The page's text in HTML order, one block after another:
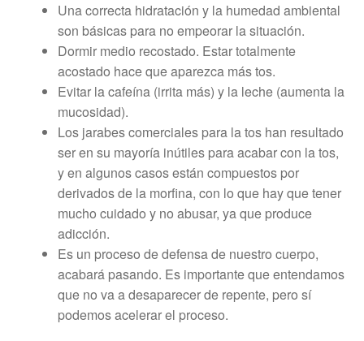
Una correcta hidratación y la humedad ambiental
son básicas para no empeorar la situación.
Dormir medio recostado. Estar totalmente
acostado hace que aparezca más tos.
Evitar la cafeína (irrita más) y la leche (aumenta la
mucosidad).
Los jarabes comerciales para la tos han resultado
ser en su mayoría inútiles para acabar con la tos,
y en algunos casos están compuestos por
derivados de la morfina, con lo que hay que tener
mucho cuidado y no abusar, ya que produce
adicción.
Es un proceso de defensa de nuestro cuerpo,
acabará pasando. Es importante que entendamos
que no va a desaparecer de repente, pero sí
podemos acelerar el proceso.